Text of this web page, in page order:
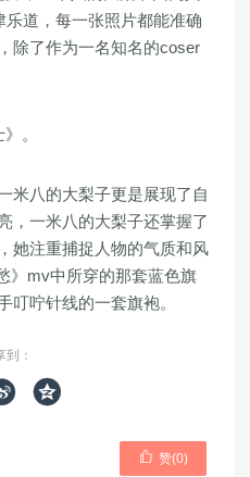
道，每一张照片都能准确
除了作为一名知名的coser
。
米八的大梨子更是展现了自
，一米八的大梨子还掌握了
她注重捕捉人物的气质和风
》mv中所穿的那套蓝色旗
叮咛针线的一套旗袍。
到：

 赞(0)